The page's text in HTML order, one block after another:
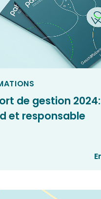
de gestion
et responsable